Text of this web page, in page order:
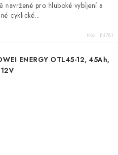
navržené pro hluboké vybíjení a
cyklické...
Kód: E4781
ENERGY OTL45-12, 45Ah,
12V